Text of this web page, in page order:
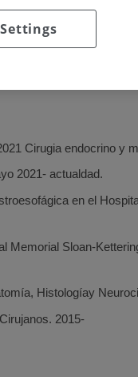
Fundación
Dr. DíazMiguel, Dr.
Cirugia endocrino y
2021- actualdad.
en el
Memorial Sloan-
Histologíay
2015-
Settings